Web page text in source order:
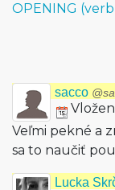
OPENING
sacco
Veľmi pekné a
sa to naučiť
Lucka